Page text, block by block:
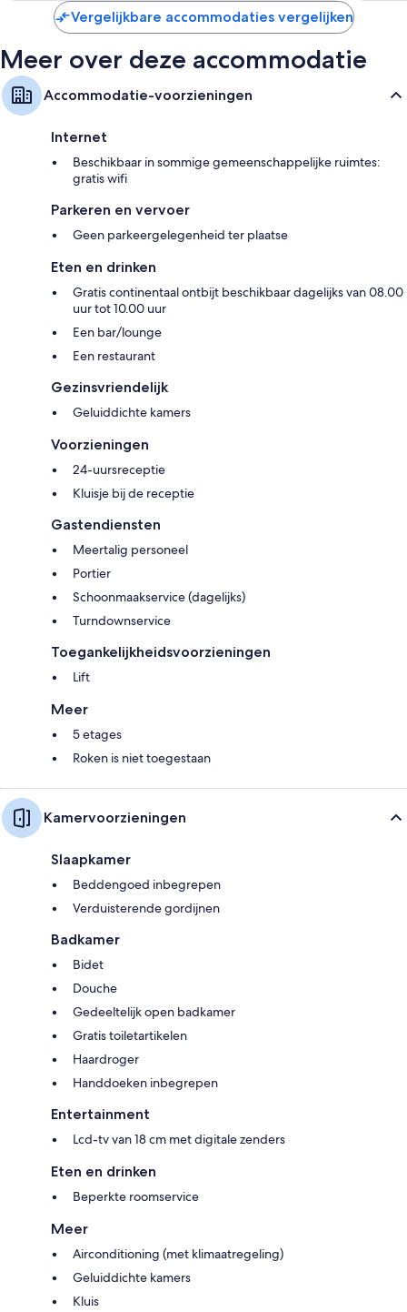
Vergelijkbare accommodaties vergelijken
Meer over deze accommodatie
Accommodatie-voorzieningen
Internet
Beschikbaar in sommige gemeenschappelijke ruimtes:
gratis wifi
Parkeren en vervoer
Geen parkeergelegenheid ter plaatse
Eten en drinken
Gratis continentaal ontbijt beschikbaar dagelijks van 08.00
uur tot 10.00 uur
Een bar/lounge
Een restaurant
Gezinsvriendelijk
Geluiddichte kamers
Voorzieningen
24-uursreceptie
Kluisje bij de receptie
Gastendiensten
Meertalig personeel
Portier
Schoonmaakservice (dagelijks)
Turndownservice
Toegankelijkheidsvoorzieningen
Lift
Meer
5 etages
Roken is niet toegestaan
Kamervoorzieningen
Slaapkamer
Beddengoed inbegrepen
Verduisterende gordijnen
Badkamer
Bidet
Douche
Gedeeltelijk open badkamer
Gratis toiletartikelen
Haardroger
Handdoeken inbegrepen
Entertainment
Lcd-tv van 18 cm met digitale zenders
Eten en drinken
Beperkte roomservice
Meer
Airconditioning (met klimaatregeling)
Geluiddichte kamers
Kluis